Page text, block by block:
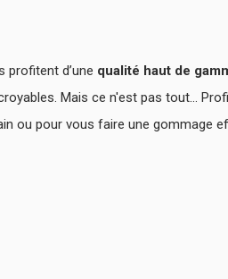
profitent d’une qualité haut de
Mais ce n'est pas tout...
ou pour vous faire une gommage